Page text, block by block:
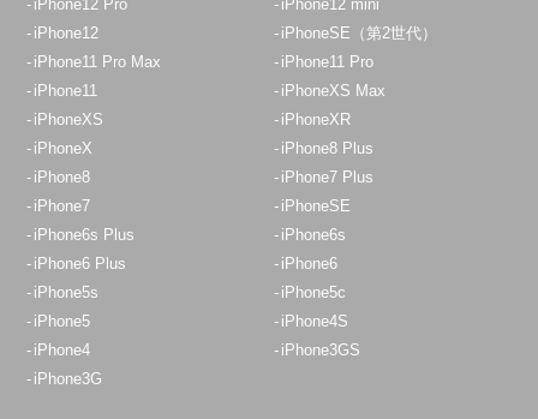
定休日： 年中無休
050-5269-5822
10:00～19:00
定休日： 水曜日・木曜日
04-2933-9120
イオンスタイル入間店
iPhone12 Pro
iPhone12 mini
iPhone12
iPhoneSE（第2世代）
iPhone11 Pro Max
iPhone11 Pro
iPhone11
iPhoneXS Max
iPhoneXS
iPhoneXR
iPhoneX
iPhone8 Plus
iPhone8
iPhone7 Plus
iPhone7
iPhoneSE
iPhone6s Plus
iPhone6s
iPhone6 Plus
iPhone6
iPhone5s
iPhone5c
iPhone5
iPhone4S
iPhone4
iPhone3GS
iPhone3G